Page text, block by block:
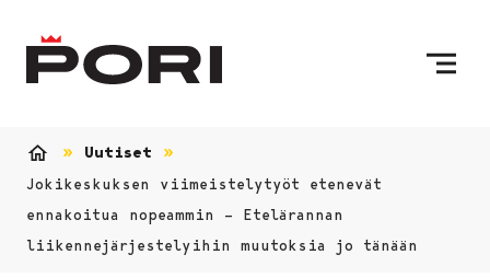
Uutiset
Jokikeskuksen viimeistelytyöt etenevät
ennakoitua nopeammin – Etelärannan
liikennejärjestelyihin muutoksia jo tänään